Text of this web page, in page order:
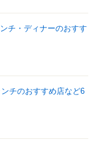
チ・ディナーのおすす
チのおすすめ店など6